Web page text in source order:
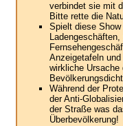
verbindet sie mit
Bitte rette die
Spielt diese
Anzeigetafeln
wirkliche
Während der
der Anti-
der Straße was
Überbevölkerung!